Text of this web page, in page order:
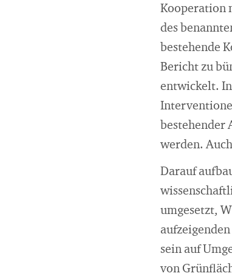
Kooperation
des
bestehende
Bericht zu
entwickelt.
bestehender
werden.
Darauf
umgesetzt,
sein auf
von